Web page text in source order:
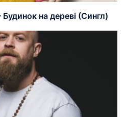
Будинок на дереві (Сингл)